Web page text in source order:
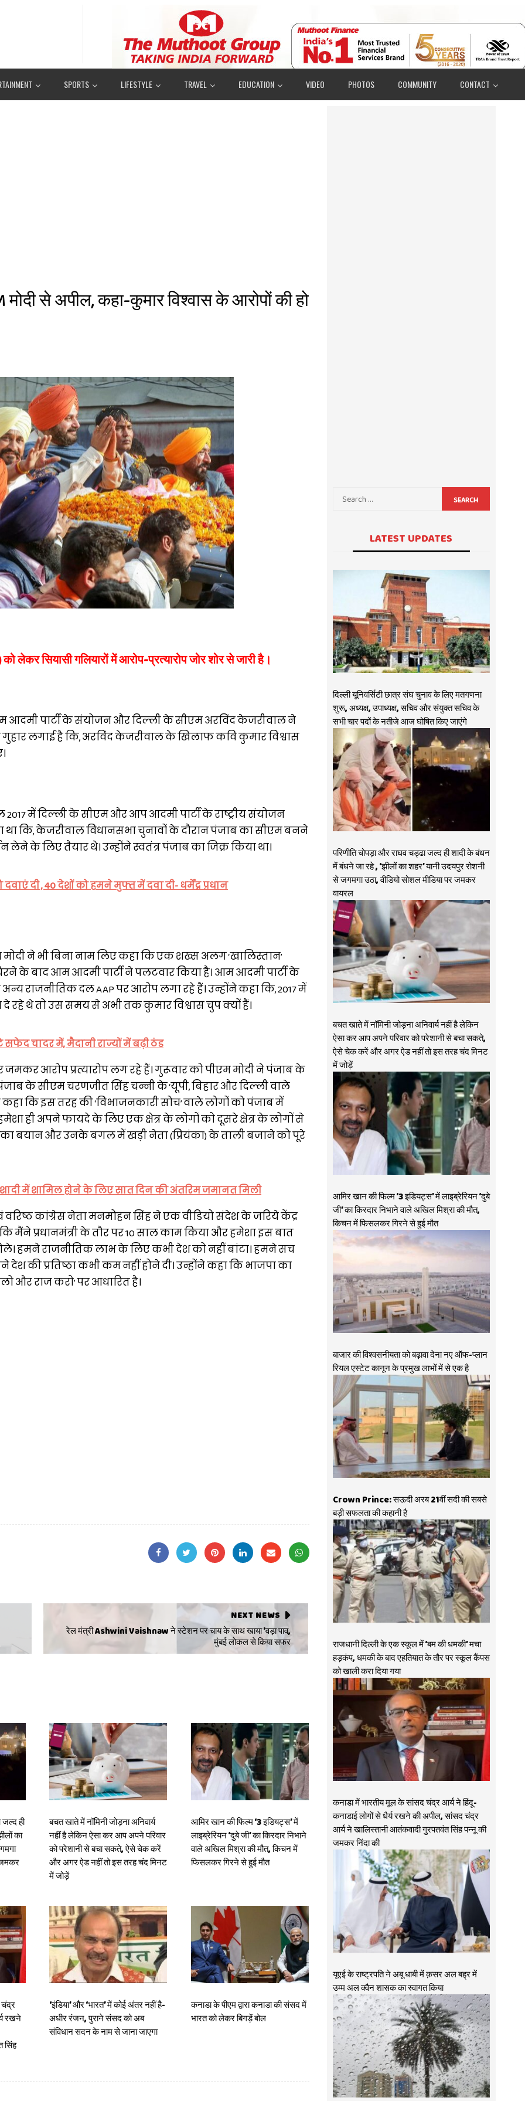
SPORTS LIFESTYLE TRAVEL EDUCATION VIDEO PHOTOS COMMUNITY CONTACT
से अपील, कहा-कुमार विश्वास के आरोपों की हो
सियासी गलियारों में आरोप-प्रत्यारोप जोर शोर से जारी है।
पार्टी के संयोजन और दिल्ली के सीएम अरविंद केजरीवाल ने
गुहार लगाई है कि, अरविंद केजरीवाल के खिलाफ कवि कुमार विश्वास
में दिल्ली के सीएम और आप आदमी पार्टी के राष्ट्रीय संयोजन
कि, केजरीवाल विधानसभा चुनावों के दौरान पंजाब का सीएम बनने
के लिए तैयार थे। उन्होंने स्वतंत्र पंजाब का जिक्र किया था।
दी , 40 देशों को हमने मुफ्त में दवा दी- धर्मेंद्र प्रधान
ने भी बिना नाम लिए कहा कि एक शख्स अलग ‘खालिस्तान’
के बाद आम आदमी पार्टी ने पलटवार किया है। आम आदमी पार्टी के
राजनीतिक दल AAP पर आरोप लगा रहे हैं। उन्होंने कहा कि, 2017 में
रहे थे तो उस समय से अभी तक कुमार विश्वास चुप क्यों हैं।
सफेद चादर में, मैदानी राज्यों में बढ़ी ठंड
आरोप प्रत्यारोप लग रहे हैं। गुरूवार को पीएम मोदी ने पंजाब के
के सीएम चरणजीत सिंह चन्नी के ‘यूपी, बिहार और दिल्ली वाले
कहा कि इस तरह की ‘विभाजनकारी सोच’ वाले लोगों को पंजाब में
ही अपने फायदे के लिए एक क्षेत्र के लोगों को दूसरे क्षेत्र के लोगों से
बयान और उनके बगल में खड़ी नेता (प्रियंका) के ताली बजाने को पूरे
में शामिल होने के लिए सात दिन की अंतरिम जमानत मिली
वरिष्ठ कांग्रेस नेता मनमोहन सिंह ने एक वीडियो संदेश के जरिये केंद्र
मैंने प्रधानमंत्री के तौर पर 10 साल काम किया और हमेशा इस बात
हमने राजनीतिक लाभ के लिए कभी देश को नहीं बांटा। हमने सच
देश की प्रतिष्ठा कभी कम नहीं होने दी। उन्होंने कहा कि भाजपा का
और राज करो’ पर आधारित है।
NEXT NEWS
रेल मंत्री Ashwini Vaishnaw ने स्टेशन पर चाय के साथ खाया 'वड़ा पाव,
मुंबई लोकल से किया सफर
जल्द ही
का
जमकर
बचत खाते में नॉमिनी जोड़ना अनिवार्य
नहीं है लेकिन ऐसा कर आप अपने परिवार
को परेशानी से बचा सकते, ऐसे चेक करें
और अगर ऐड नहीं तो इस तरह चंद मिनट
में जोड़ें
आमिर खान की फिल्म ‘3 इडियट्स’ में
लाइब्रेरियन ‘दुबे जी’ का किरदार निभाने
वाले अखिल मिश्रा की मौत, किचन में
फिसलकर गिरने से हुई मौत
चंद्र
रखने
सिंह
‘इंडिया’ और ‘भारत’ में कोई अंतर नहीं है-
अधीर रंजन, पुराने संसद को अब
संविधान सदन के नाम से जाना जाएगा
कनाडा के पीएम द्वारा कनाडा की संसद में
भारत को लेकर बिगड़ें बोल
SEARCH
LATEST UPDATES
दिल्ली यूनिवर्सिटी छात्र संघ चुनाव के लिए मतगणना
शुरू, अध्यक्ष, उपाध्यक्ष, सचिव और संयुक्त सचिव के
सभी चार पदों के नतीजे आज घोषित किए जाएंगे
परिणीति चोपड़ा और राघव चड्ढा जल्द ही शादी के बंधन
में बंधने जा रहे , ‘झीलों का शहर’ यानी उदयपुर रोशनी
से जगमगा उठा, वीडियो सोशल मीडिया पर जमकर
वायरल
बचत खाते में नॉमिनी जोड़ना अनिवार्य नहीं है लेकिन
ऐसा कर आप अपने परिवार को परेशानी से बचा सकते,
ऐसे चेक करें और अगर ऐड नहीं तो इस तरह चंद मिनट
में जोड़ें
आमिर खान की फिल्म ‘3 इडियट्स’ में लाइब्रेरियन ‘दुबे
जी’ का किरदार निभाने वाले अखिल मिश्रा की मौत,
किचन में फिसलकर गिरने से हुई मौत
बाजार की विश्वसनीयता को बढ़ावा देना नए ऑफ-प्लान
रियल एस्टेट कानून के प्रमुख लाभों में से एक है
Crown Prince: सऊदी अरब 21वीं सदी की सबसे
बड़ी सफलता की कहानी है
राजधानी दिल्ली के एक स्कूल में ‘बम की धमकी’ मचा
हड़कंप, धमकी के बाद एहतियात के तौर पर स्कूल कैंपस
को खाली करा दिया गया
कनाडा में भारतीय मूल के सांसद चंद्र आर्य ने हिंदू-
कनाडाई लोगों से धैर्य रखने की अपील, सांसद चंद्र
आर्य ने खालिस्तानी आतंकवादी गुरपतवंत सिंह पन्नू की
जमकर निंदा की
यूएई के राष्ट्रपति ने अबू धाबी में क़सर अल बह्र में
उम्म अल क्वैन शासक का स्वागत किया